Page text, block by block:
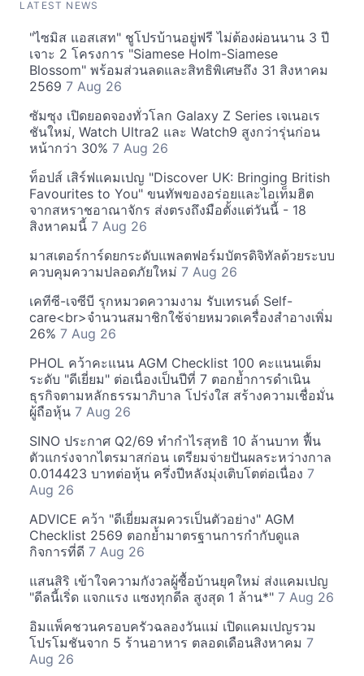
LATEST NEWS
"ไซมิส แอสเสท" ชูโปรบ้านอยู่ฟรี ไม่ต้องผ่อนนาน 3 ปี
เจาะ 2 โครงการ "Siamese Holm-Siamese
Blossom" พร้อมส่วนลดและสิทธิพิเศษถึง 31 สิงหาคม
2569 7 Aug 26
ซัมซุง เปิดยอดจองทั่วโลก Galaxy Z Series เจเนอเร
ชันใหม่, Watch Ultra2 และ Watch9 สูงกว่ารุ่นก่อน
หน้ากว่า 30% 7 Aug 26
ท็อปส์ เสิร์ฟแคมเปญ "Discover UK: Bringing British
Favourites to You" ขนทัพของอร่อยและไอเท็มฮิต
จากสหราชอาณาจักร ส่งตรงถึงมือตั้งแต่วันนี้ - 18
สิงหาคมนี้ 7 Aug 26
มาสเตอร์การ์ดยกระดับแพลตฟอร์มบัตรดิจิทัลด้วยระบบ
ควบคุมความปลอดภัยใหม่ 7 Aug 26
เคทีซี-เจซีบี รุกหมวดความงาม รับเทรนด์ Self-
care<br>จำนวนสมาชิกใช้จ่ายหมวดเครื่องสำอางเพิ่ม
26% 7 Aug 26
PHOL คว้าคะแนน AGM Checklist 100 คะแนนเต็ม
ระดับ "ดีเยี่ยม" ต่อเนื่องเป็นปีที่ 7 ตอกย้ำการดำเนิน
ธุรกิจตามหลักธรรมาภิบาล โปร่งใส สร้างความเชื่อมั่น
ผู้ถือหุ้น 7 Aug 26
SINO ประกาศ Q2/69 ทำกำไรสุทธิ 10 ล้านบาท ฟื้น
ตัวแกร่งจากไตรมาสก่อน เตรียมจ่ายปันผลระหว่างกาล
0.014423 บาทต่อหุ้น ครึ่งปีหลังมุ่งเติบโตต่อเนื่อง 7
Aug 26
ADVICE คว้า "ดีเยี่ยมสมควรเป็นตัวอย่าง" AGM
Checklist 2569 ตอกย้ำมาตรฐานการกำกับดูแล
กิจการที่ดี 7 Aug 26
แสนสิริ เข้าใจความกังวลผู้ซื้อบ้านยุคใหม่ ส่งแคมเปญ
"ดีลนี้เริ่ด แจกแรง แซงทุกดีล สูงสุด 1 ล้าน*" 7 Aug 26
อิมแพ็คชวนครอบครัวฉลองวันแม่ เปิดแคมเปญรวม
โปรโมชันจาก 5 ร้านอาหาร ตลอดเดือนสิงหาคม 7
Aug 26